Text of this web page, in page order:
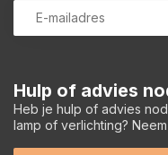
Hulp of advies
Heb je hulp of advies
lamp of verlichting?